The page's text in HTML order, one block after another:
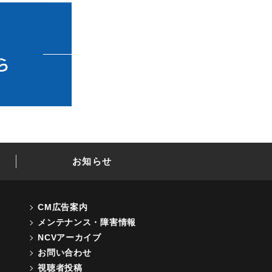
お知らせ
CM広告案内
メンテナンス・障害情報
NCVアーカイブ
お問い合わせ
視聴者投稿